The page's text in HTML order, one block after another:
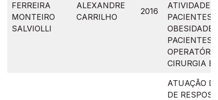
FERREIRA
MONTEIRO
SALVIOLLI
ALEXANDRE
CARRILHO
2016
PACIENTES
OBESIDADE
PACIENTES
CIRURGIA
ATUAÇÃO
DE